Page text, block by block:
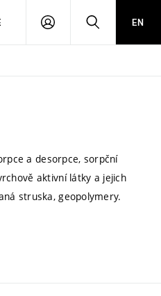
PŘIHLÁSIT HLEDATEN
a desorpce, sorpční
aktivní látky a jejich
struska, geopolymery.